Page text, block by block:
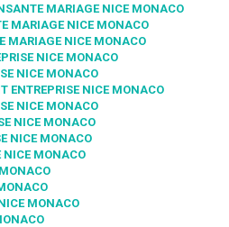
MARIAGE NICE MONACO
MARIAGE NICE MONACO
MARIAGE NICE MONACO
NICE MONACO
NICE MONACO
ENTREPRISE NICE MONACO
NICE MONACO
NICE MONACO
NICE MONACO
NICE MONACO
MONACO